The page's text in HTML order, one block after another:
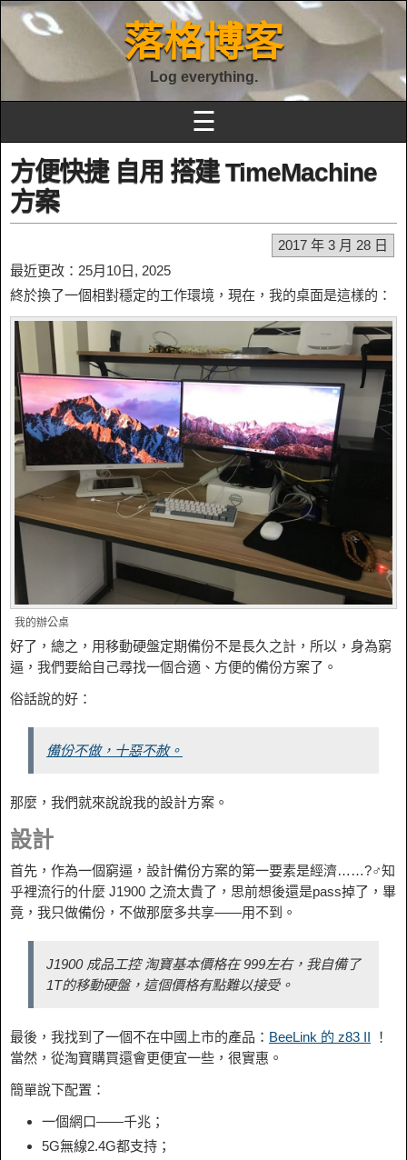
落格博客
Log everything.
☰
方便快捷 自用 搭建 TimeMachine
方案
2017 年 3 月 28 日
最近更改：25月10日, 2025
終於換了一個相對穩定的工作環境，現在，我的桌面是這樣的：
我的辦公桌
好了，總之，用移動硬盤定期備份不是長久之計，所以，身為窮
逼，我們要給自己尋找一個合適、方便的備份方案了。
俗話說的好：
備份不做，十惡不赦。
那麼，我們就來說說我的設計方案。
設計
首先，作為一個窮逼，設計備份方案的第一要素是經濟……?‍♂️知
乎裡流行的什麼 J1900 之流太貴了，思前想後還是pass掉了，畢
竟，我只做備份，不做那麼多共享——用不到。
J1900 成品工控 淘寶基本價格在 999左右，我自備了
1T的移動硬盤，這個價格有點難以接受。
最後，我找到了一個不在中國上市的產品： BeeLink 的 z83 II ！
當然，從淘寶購買還會更便宜一些，很實惠。
簡單說下配置：
一個網口——千兆；
5G無線2.4G都支持；